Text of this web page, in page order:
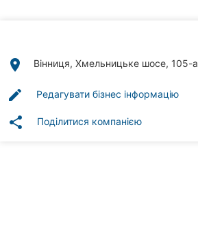
рубрики
place Вінниця, Хмельницьке шосе, 105-а
edit Редагувати бізнес інформацію
share Поділитися компанією